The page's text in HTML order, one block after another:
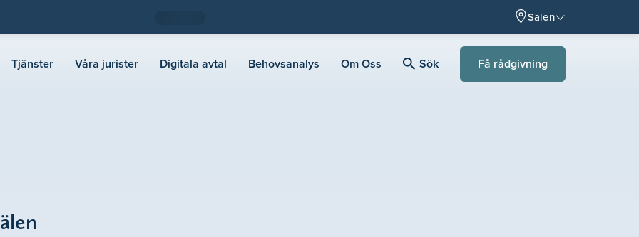
Sälen
Tjänster Våra jurister Digitala avtal Behovsanalys Om Oss Sök Få rådgivning